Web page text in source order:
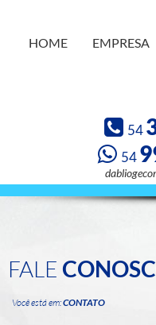
HOME EMPRESA
54
54
FALE
Você está em:CONTATO